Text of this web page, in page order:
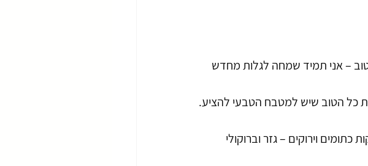
– אני תמיד שמחה לגלות מחדש
וירוקים – גזר וברוקולי